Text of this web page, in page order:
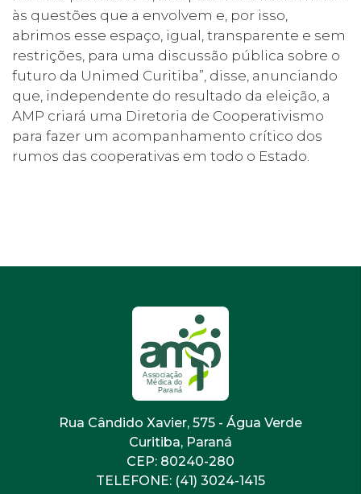
às questões que a envolvem e, por isso,
abrimos esse espaço, igual, transparente e sem
restrições, para uma discussão pública sobre o
futuro da Unimed Curitiba”, disse, anunciando
que, independente do resultado da eleição, a
AMP criará uma Diretoria de Cooperativismo
para fazer um acompanhamento crítico dos
rumos das cooperativas em todo o Estado.
Rua Cândido Xavier, 575 - Água Verde
Curitiba, Paraná
CEP: 80240-280
TELEFONE: (41) 3024-1415